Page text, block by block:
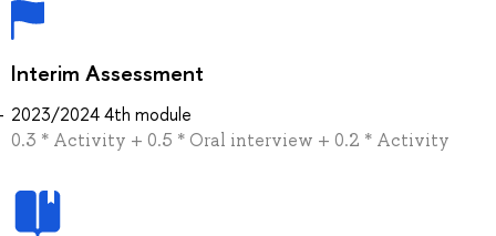
Interim Assessment
2023/2024 4th module
0.3 * Activity + 0.5 * Oral interview + 0.2 * Activity